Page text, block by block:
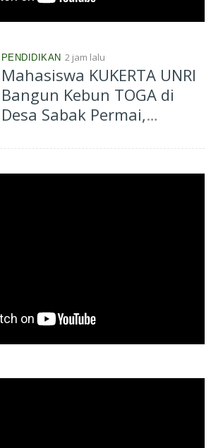
PENDIDIKAN 2 jam lalu
Mahasiswa KUKERTA UNRI
Bangun Kebun TOGA di
Desa Sabak Permai,
Manfaatkan Pekarangan
untuk Kesehatan